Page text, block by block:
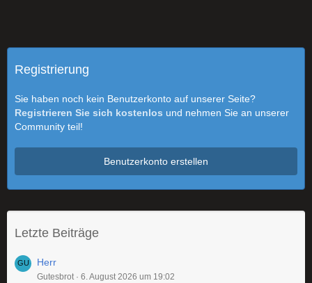
Registrierung
Sie haben noch kein Benutzerkonto auf unserer Seite?
Registrieren Sie sich kostenlos und nehmen Sie an unserer
Community teil!
Benutzerkonto erstellen
Letzte Beiträge
Herr
Gutesbrot 6. August 2026 um 19:02